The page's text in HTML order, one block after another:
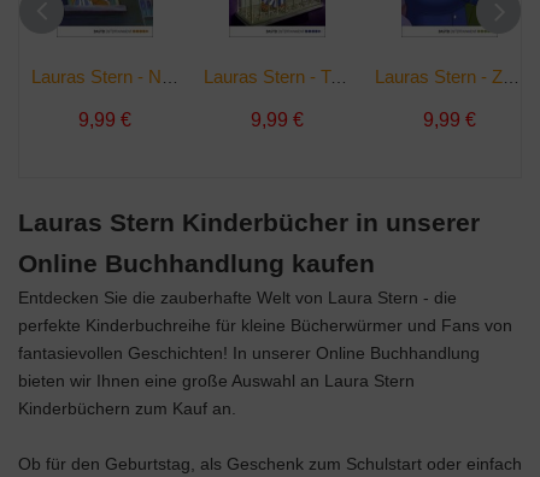
9,99 €
Lauras Stern - Traumhafte Gutenacht-Geschichten | Ebook
9,99 € 9,99 €
Lauras Stern Kinderbücher in unserer
Online Buchhandlung kaufen
Entdecken Sie die zauberhafte Welt von Laura Stern - die
perfekte Kinderbuchreihe für kleine Bücherwürmer und Fans von
fantasievollen Geschichten! In unserer Online Buchhandlung
bieten wir Ihnen eine große Auswahl an Laura Stern
Kinderbüchern zum Kauf an.
Ob für den Geburtstag, als Geschenk zum Schulstart oder einfach